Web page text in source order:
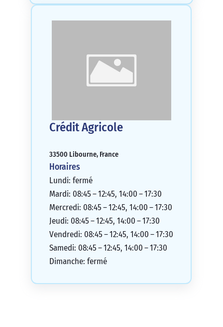
Crédit Agricole
33500 Libourne, France
Horaires
Lundi: fermé
Mardi: 08:45 – 12:45, 14:00 – 17:30
Mercredi: 08:45 – 12:45, 14:00 – 17:30
Jeudi: 08:45 – 12:45, 14:00 – 17:30
Vendredi: 08:45 – 12:45, 14:00 – 17:30
Samedi: 08:45 – 12:45, 14:00 – 17:30
Dimanche: fermé